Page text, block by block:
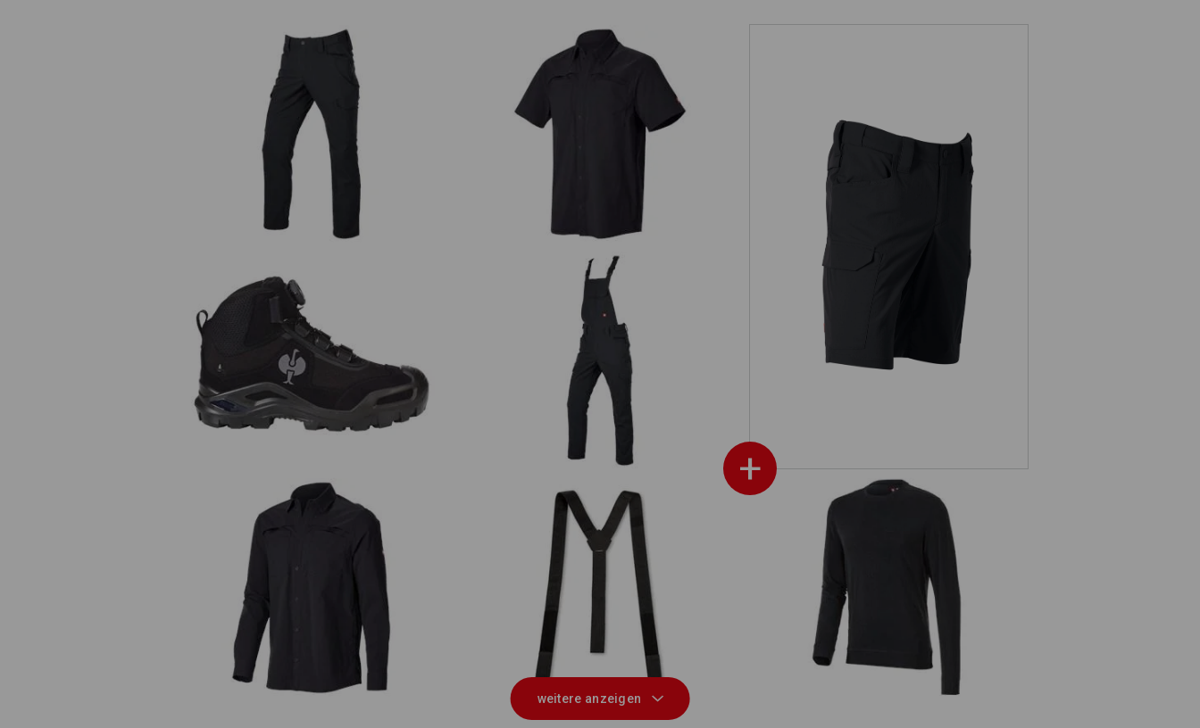
Short e.s.t:aktik light ripstop
+
Bundhose e.s.t:aktik light ripstop Arbeitshemd e.s.t:aktik, kurzarm
S3 Sicherheitsschuhe e.s. Kastra II
mid
Latzhose e.s.t:aktik light ripstop
Arbeitshemd e.s.t:aktik, langarm Hosenträger e.s.t:aktik e.s. Longsleeve cotton stretch
weitere anzeigen